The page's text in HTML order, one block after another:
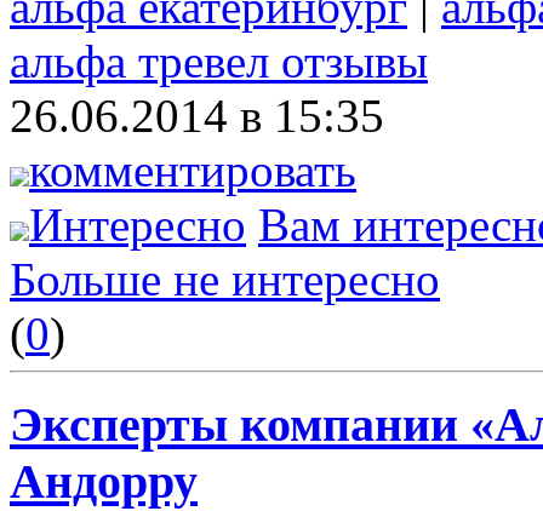
альфа тревел отзывы
26.06.2014 в 15:35
комментировать
Интересно Вам
Больше не интересно
(0)
Эксперты компании
Андорру